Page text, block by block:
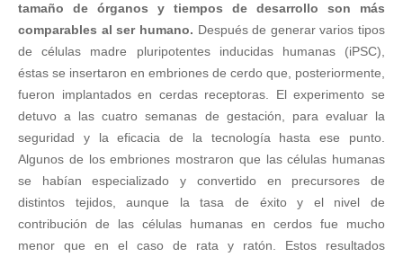
tamaño de órganos y tiempos de desarrollo son más
comparables al ser humano. Después de generar varios tipos
de células madre pluripotentes inducidas humanas (iPSC),
éstas se insertaron en embriones de cerdo que, posteriormente,
fueron implantados en cerdas receptoras. El experimento se
detuvo a las cuatro semanas de gestación, para evaluar la
seguridad y la eficacia de la tecnología hasta ese punto.
Algunos de los embriones mostraron que las células humanas
se habían especializado y convertido en precursores de
distintos tejidos, aunque la tasa de éxito y el nivel de
contribución de las células humanas en cerdos fue mucho
menor que en el caso de rata y ratón. Estos resultados